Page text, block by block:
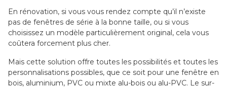
En rénovation, si vous vous rendez compte qu’il n’existe
pas de fenêtres de série à la bonne taille, ou si vous
choisissez un modèle particulièrement original, cela vous
coûtera forcement plus cher.
Mais cette solution offre toutes les possibilités et toutes les
personnalisations possibles, que ce soit pour une fenêtre en
bois, aluminium, PVC ou mixte alu-bois ou alu-PVC. Le sur-